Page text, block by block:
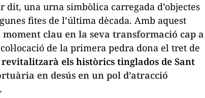
dit, una urna simbòlica carregada d’objectes
fites de l’última dècada. Amb aquest
clau en la seva transformació cap a
de la primera pedra dona el tret de
revitalitzarà els històrics tinglados de Sant
en desús en un pol d’atracció